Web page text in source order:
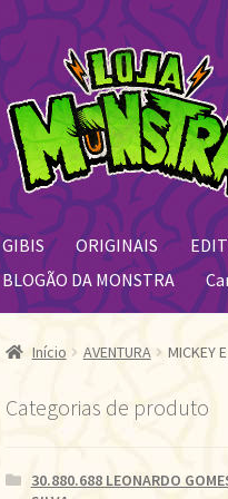
Pular
para
navegação
Pular
para
o
conteúdo
GIBIS ORIGINAIS
BLOGÃO DA MONSTRA
Início AVENTURA MICKEY
Categorias de produto
30.880.688 LEONARDO